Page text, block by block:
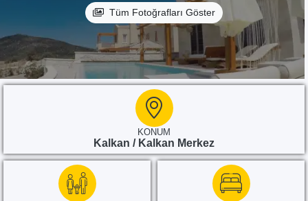
Tüm Fotoğrafları Göster
KONUM
Kalkan / Kalkan Merkez